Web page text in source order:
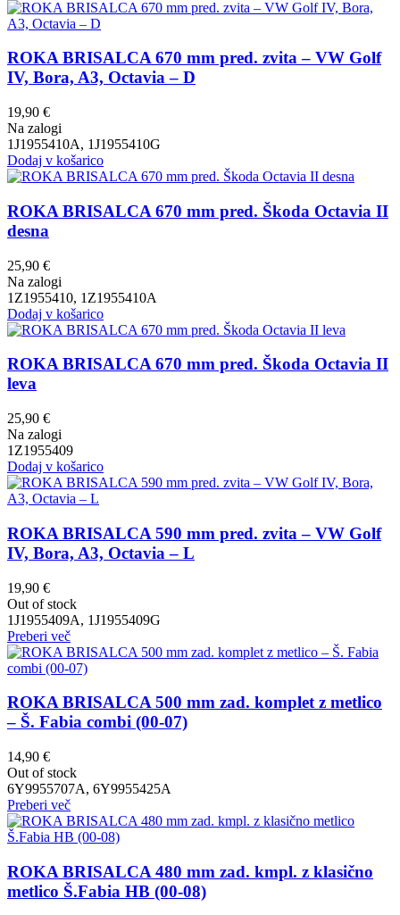
ROKA BRISALCA 670 mm pred. zvita – VW Golf
IV, Bora, A3, Octavia – D
19,90 €
Na zalogi
1J1955410A, 1J1955410G
Dodaj v košarico
ROKA BRISALCA 670 mm pred. Škoda Octavia II
desna
25,90 €
Na zalogi
1Z1955410, 1Z1955410A
Dodaj v košarico
ROKA BRISALCA 670 mm pred. Škoda Octavia II
leva
25,90 €
Na zalogi
1Z1955409
Dodaj v košarico
ROKA BRISALCA 590 mm pred. zvita – VW Golf
IV, Bora, A3, Octavia – L
19,90 €
Out of stock
1J1955409A, 1J1955409G
Preberi več
ROKA BRISALCA 500 mm zad. komplet z metlico
– Š. Fabia combi (00-07)
14,90 €
Out of stock
6Y9955707A, 6Y9955425A
Preberi več
ROKA BRISALCA 480 mm zad. kmpl. z klasično
metlico Š.Fabia HB (00-08)